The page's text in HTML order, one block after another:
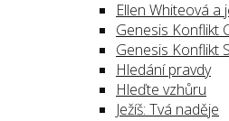
Ellen Whiteová a
Genesis Konflikt
Genesis Konflikt
Hledání pravdy
Hleďte vzhůru
Ježíš: Tvá naděje